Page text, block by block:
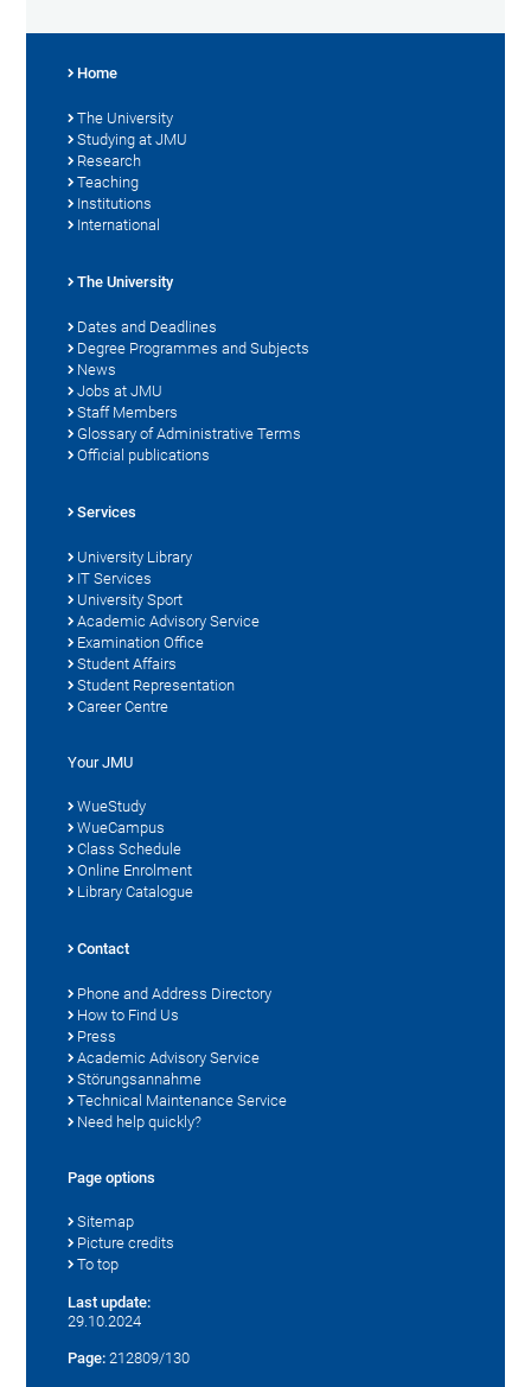
Home
The University
Studying at JMU
Research
Teaching
Institutions
International
The University
Dates and Deadlines
Degree Programmes and Subjects
News
Jobs at JMU
Staff Members
Glossary of Administrative Terms
Official publications
Services
University Library
IT Services
University Sport
Academic Advisory Service
Examination Office
Student Affairs
Student Representation
Career Centre
Your JMU
WueStudy
WueCampus
Class Schedule
Online Enrolment
Library Catalogue
Contact
Phone and Address Directory
How to Find Us
Press
Academic Advisory Service
Störungsannahme
Technical Maintenance Service
Need help quickly?
Page options
Sitemap
Picture credits
To top
Last update:
29.10.2024
Page: 212809/130